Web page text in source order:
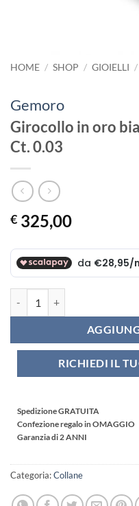
HOME / SHOP / GIOIELLI /
Gemoro
Girocollo in oro
Ct. 0.03
€ 325,00
RICHIEDI IL
Spedizione GRATUITA
Confezione regalo in OMAGGIO
Garanzia di 2 ANNI
Categoria:Collane